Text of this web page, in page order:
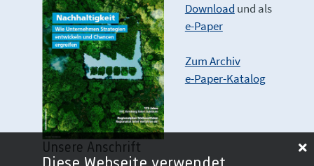
Download und als
e-Paper
Zum Archiv
e-Paper-Katalog
Unsere Anschrift